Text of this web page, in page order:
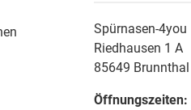
Spürnasen-4you
Riedhausen 1 A
85649 Brunnthal
Öffnungszeiten: